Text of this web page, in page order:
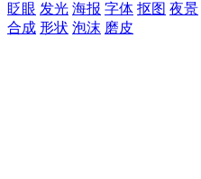
眨眼 发光 海报 字体 抠图 夜景
合成 形状 泡沫 磨皮